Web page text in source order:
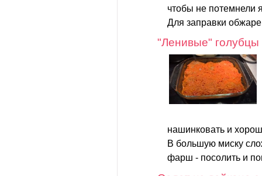
чтобы не потемнели
Для заправки
"Ленивые" голубцы
нашинковать и
В большую миску
фарш - посолить и